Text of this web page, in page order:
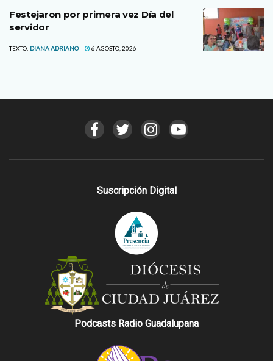
Festejaron por primera vez Día del
servidor
TEXTO: DIANA ADRIANO 6 AGOSTO, 2026
Suscripción Digital
Podcasts Radio Guadalupana